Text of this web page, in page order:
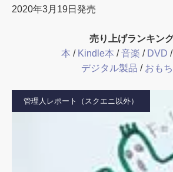
2020年3月19日発売
売り上げランキン
本 / Kindle本 /音楽 / DVD /
デジタル製品 / おも
管理人レポート（スクエニ以外）